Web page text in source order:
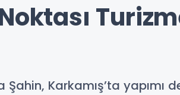
Karkamış’ta yapımı